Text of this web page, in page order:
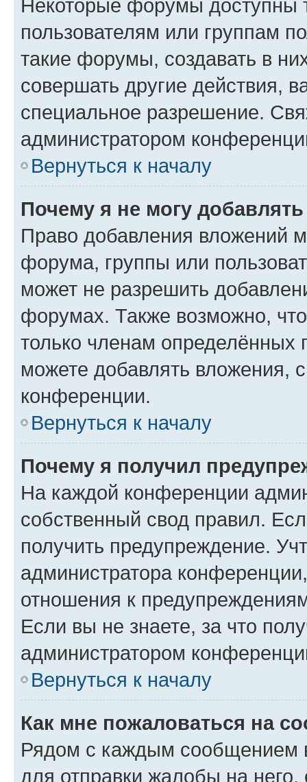
Некоторые форумы доступны
пользователям или группам
такие форумы, создавать в
совершать другие действия,
специальное разрешение.
администратором
Вернуться к началу
Почему я не могу
Право добавления вложений
форума, группы или
может не разрешить
форумах. Также возможно,
только членам определённых
можете добавлять вложения,
конференции.
Вернуться к началу
Почему я получил
На каждой конференции
собственный свод правил.
получить предупреждение.
администратора
отношения к
Если вы не знаете, за что
администратором
Вернуться к началу
Как мне пожаловаться на
Рядом с каждым сообщением
для отправки жалобы на